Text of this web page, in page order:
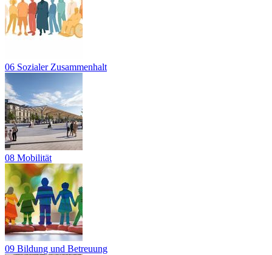
06 Sozialer Zusammenhalt
08 Mobilität
09 Bildung und Betreuung